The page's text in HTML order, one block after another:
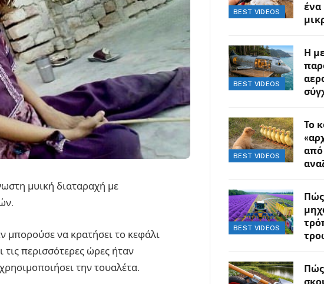
μυική διαταραχή με
μπορούσε να κρατήσει το κεφάλι
περισσότερες ώρες ήταν
την τουαλέτα.
BEST VIDEOS
ένα
BEST VIDEOS
Η
BEST VIDEOS
Το
από
BEST VIDEOS
Πώς